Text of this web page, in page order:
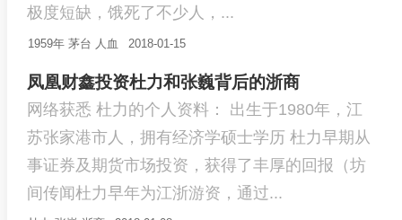
极度短缺，饿死了不少人，...
1959年 茅台 人血 2018-01-15
凤凰财鑫投资杜力和张巍背后的浙商
网络获悉 杜力的个人资料： 出生于1980年，江
苏张家港市人，拥有经济学硕士学历 杜力早期从
事证券及期货市场投资，获得了丰厚的回报（坊
间传闻杜力早年为江浙游资，通过...